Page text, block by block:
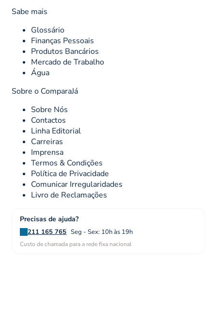
Sabe mais
Glossário
Finanças Pessoais
Produtos Bancários
Mercado de Trabalho
Água
Sobre o ComparaJá
Sobre Nós
Contactos
Linha Editorial
Carreiras
Imprensa
Termos & Condições
Política de Privacidade
Comunicar Irregularidades
Livro de Reclamações
Precisas de ajuda?
211 165 765 Seg - Sex: 10h às 19h
Custo de chamada para a rede fixa nacional